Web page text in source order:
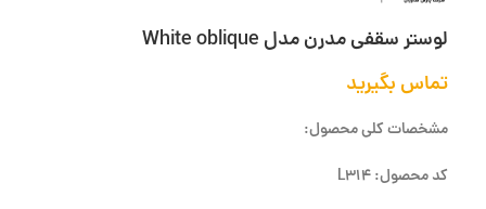
لوستر سقفی مدرن مدل White oblique
تماس بگیرید
مشخصات کلی محصول:
کد محصول: L314